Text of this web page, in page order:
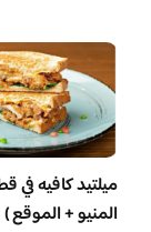
ميلتيد كافيه في
المنيو + الموقع )